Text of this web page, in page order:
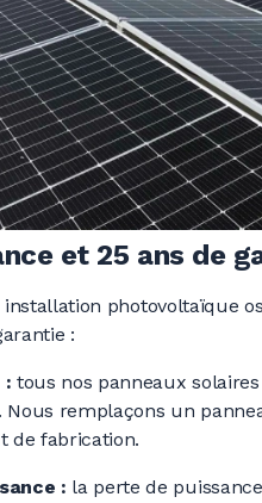
et 25 ans de
installation photovoltaïque
:
: tous nos panneaux
. Nous remplaçons un
de fabrication.
: la perte de